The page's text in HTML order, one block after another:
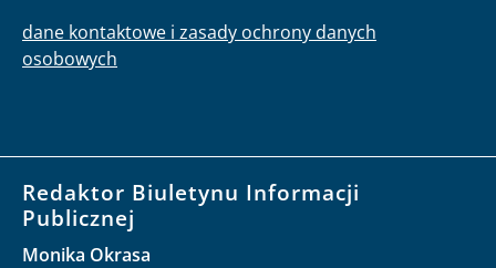
dane kontaktowe i zasady ochrony danych
osobowych
Redaktor Biuletynu Informacji
Publicznej
Monika Okrasa